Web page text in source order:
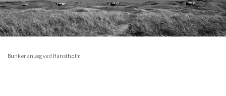
Bunker anlæg ved Hanstholm